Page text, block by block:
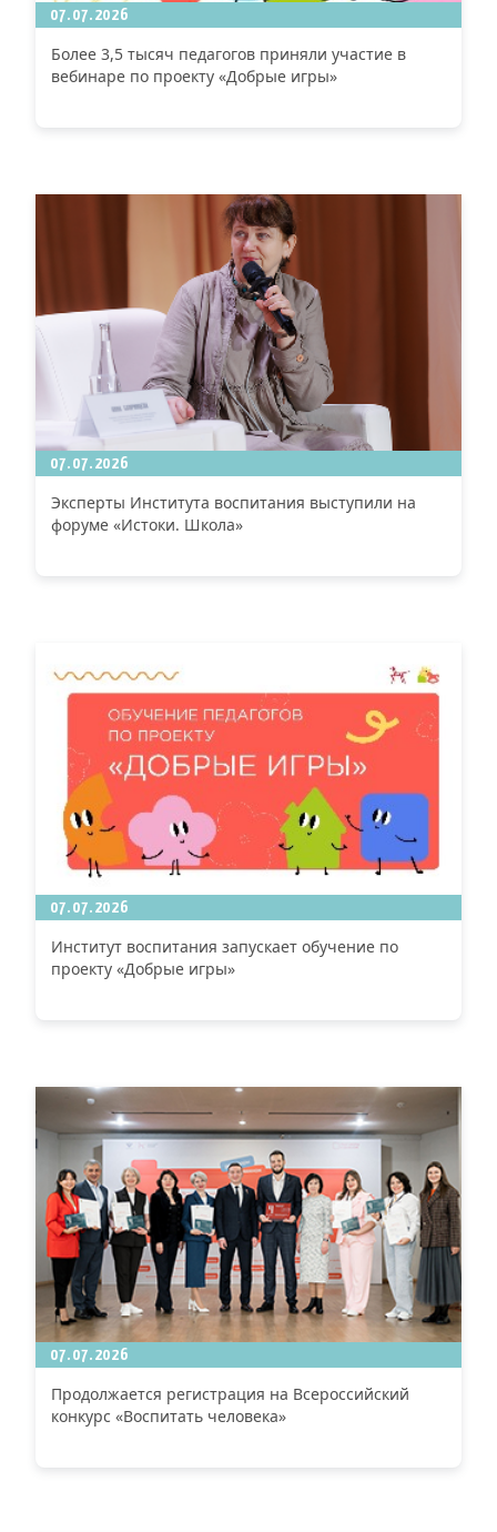
07.07.2026
Более 3,5 тысяч педагогов приняли участие в
вебинаре по проекту «Добрые игры»
07.07.2026
Эксперты Института воспитания выступили на
форуме «Истоки. Школа»
07.07.2026
Институт воспитания запускает обучение по
проекту «Добрые игры»
07.07.2026
Продолжается регистрация на Всероссийский
конкурс «Воспитать человека»